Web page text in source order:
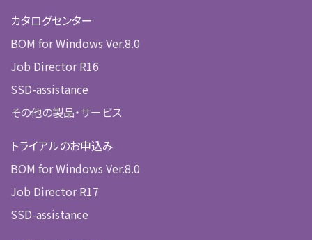
カタログセンター
BOM for Windows Ver.8.0
Job Director R16
SSD-assistance
その他の製品・サービス
トライアルのお申込み
BOM for Windows Ver.8.0
Job Director R17
SSD-assistance